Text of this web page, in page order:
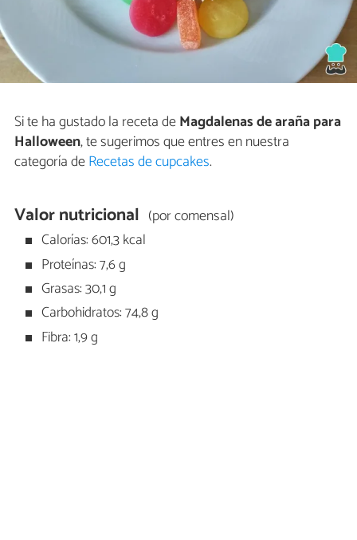
Si te ha gustado la receta deMagdalenas de araña para
Halloween, te sugerimos que entres en nuestra
categoría deRecetas de cupcakes.
Valor nutricional (por comensal)
Calorías: 601,3 kcal
Proteínas: 7,6 g
Grasas: 30,1 g
Carbohidratos: 74,8 g
Fibra: 1,9 g